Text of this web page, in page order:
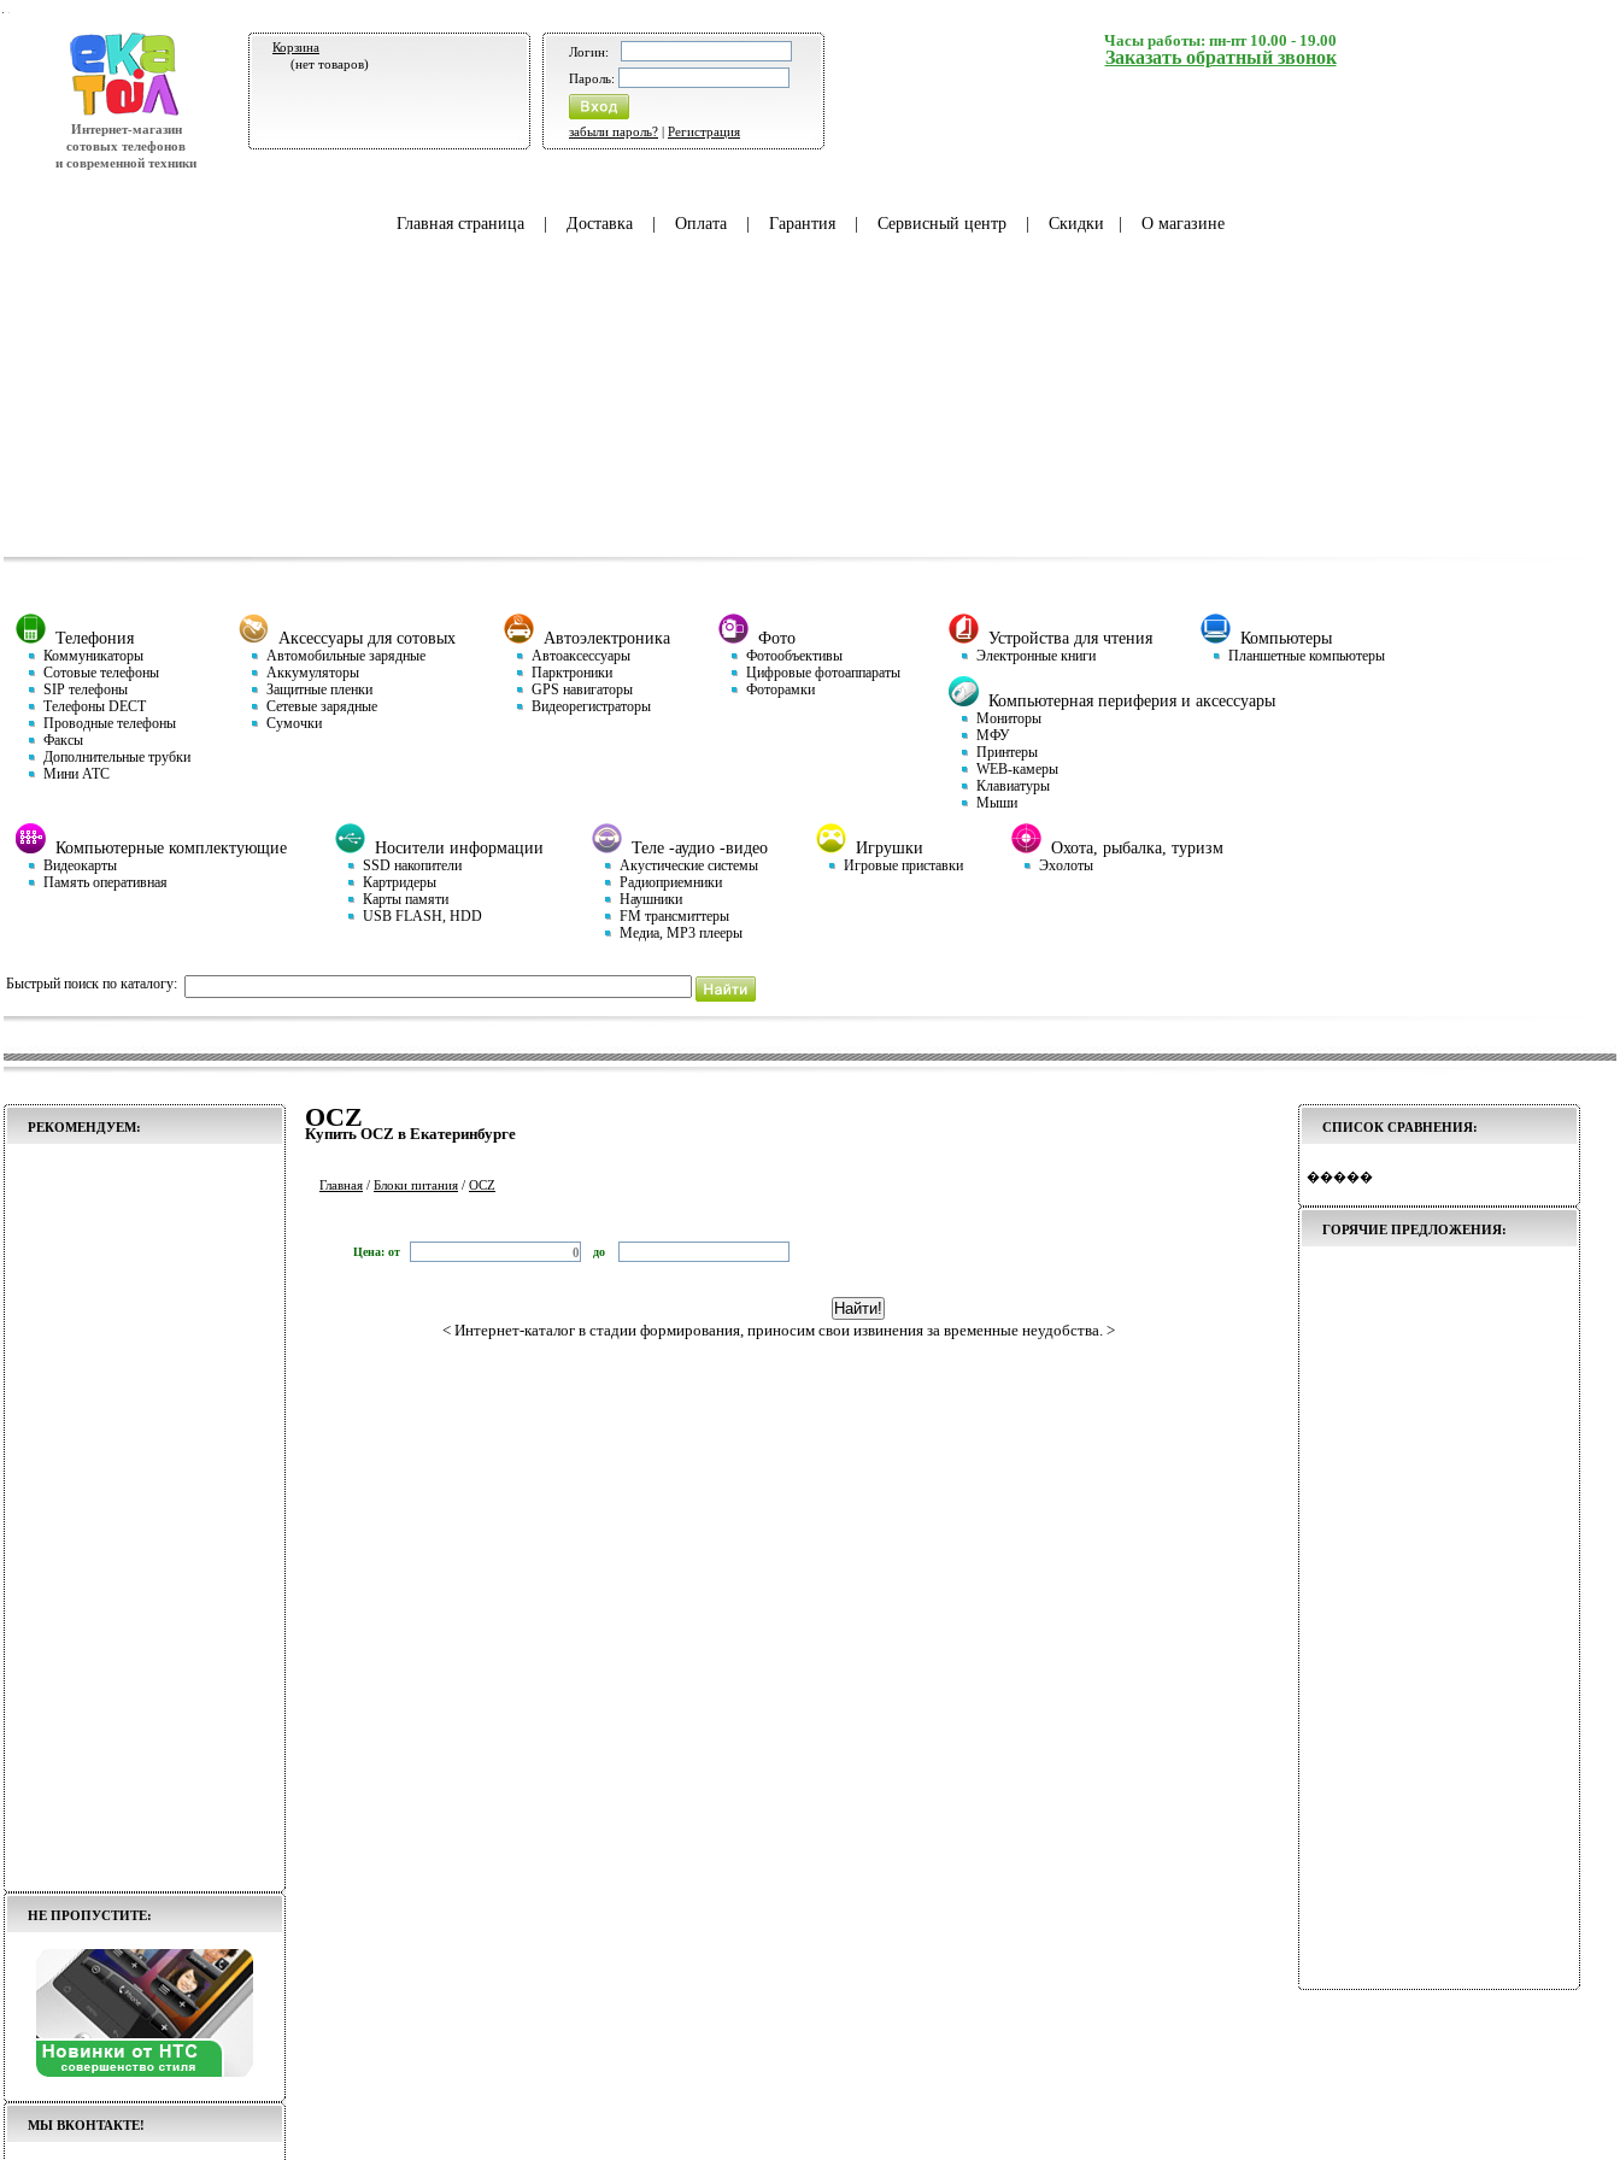
Интернет-магазин
сотовых телефонов
и современной техники
Корзина
(нет товаров)
Логин:
Пароль:
забыли пароль? | Регистрация
Часы работы: пн-пт 10.00 - 19.00
Заказать обратный звонок
Главная страница| Доставка| Оплата| Гарантия| Сервисный центр| Скидки О магазине
Телефония
Коммуникаторы
Сотовые телефоны
SIP телефоны
Телефоны DECT
Проводные телефоны
Факсы
Дополнительные трубки
Мини АТС
Аксессуары для сотовых
Автомобильные зарядные
Аккумуляторы
Защитные пленки
Сетевые зарядные
Сумочки
Автоэлектроника
Автоаксессуары
Парктроники
GPS навигаторы
Видеорегистраторы
Фото
Фотообъективы
Цифровые фотоаппараты
Фоторамки
Устройства для чтения
Электронные книги
Компьютеры
Планшетные компьютеры
Компьютерная периферия и аксессуары
Мониторы
МФУ
Принтеры
WEB-камеры
Клавиатуры
Мыши
Компьютерные комплектующие
Видеокарты
Память оперативная
Носители информации
SSD накопители
Картридеры
Карты памяти
USB FLASH, HDD
Теле -аудио -видео
Акустические системы
Радиоприемники
Наушники
FM трансмиттеры
Медиа, MP3 плееры
Игрушки
Игровые приставки
Охота, рыбалка, туризм
Эхолоты
Быстрый поиск по каталогу:
РЕКОМЕНДУЕМ:
НЕ ПРОПУСТИТЕ:
МЫ ВКОНТАКТЕ!
OCZ
Купить OCZ в Екатеринбурге
Главная / Блоки питания / OCZ
Цена: от до
< Интернет-каталог в стадии формирования, приносим свои извинения за временные неудобства. >
СПИСОК СРАВНЕНИЯ:
�����
ГОРЯЧИЕ ПРЕДЛОЖЕНИЯ: